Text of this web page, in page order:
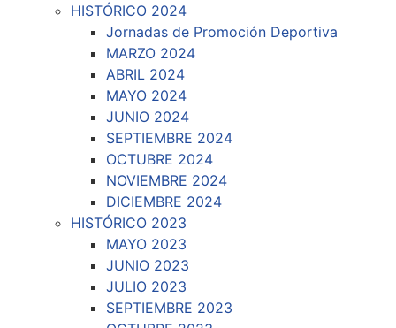
HISTÓRICO 2024
Jornadas de Promoción Deportiva
MARZO 2024
ABRIL 2024
MAYO 2024
JUNIO 2024
SEPTIEMBRE 2024
OCTUBRE 2024
NOVIEMBRE 2024
DICIEMBRE 2024
HISTÓRICO 2023
MAYO 2023
JUNIO 2023
JULIO 2023
SEPTIEMBRE 2023